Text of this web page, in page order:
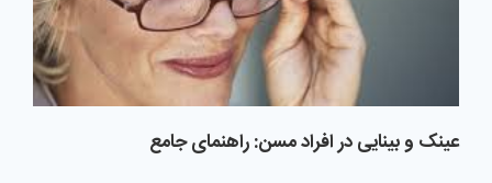
عینک و بینایی در افراد مسن: راهنمای جامع